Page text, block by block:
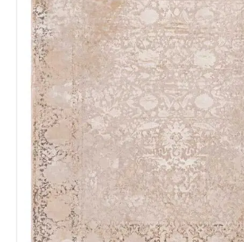
Nombre y Referencia del producto *
Acuerdo RGPD*
Doy mi consentimiento para que
esta web almacene la
información que envío para que
puedan responder a mi petición.